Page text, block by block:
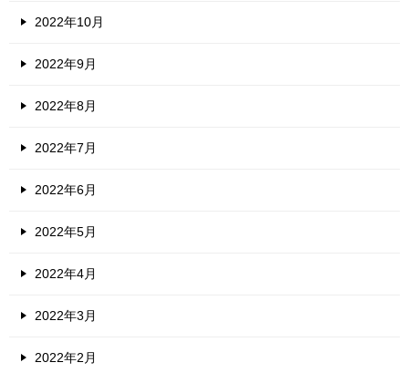
2022年10月
2022年9月
2022年8月
2022年7月
2022年6月
2022年5月
2022年4月
2022年3月
2022年2月